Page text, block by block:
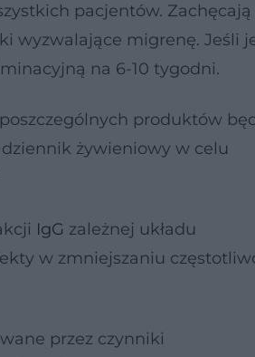
pacjentów. Zachęcają
wyzwalające migrenę. Jeśli
na 6-10 tygodni.
produktów
żywieniowy w celu
IgG zależnej układu
w zmniejszaniu
przez czynniki